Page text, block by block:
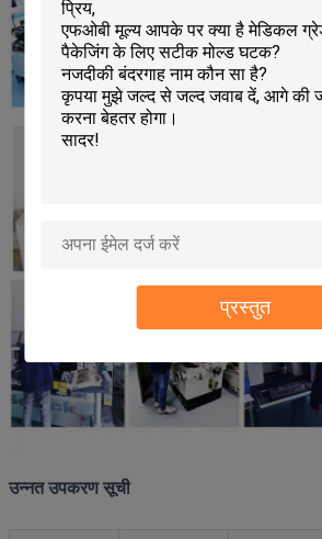
प्रस्तुत
उन्नत उपकरण सूची